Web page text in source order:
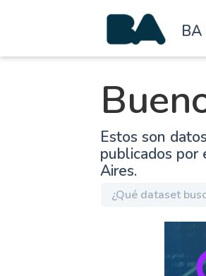
Estos son
publicados por
Aires.